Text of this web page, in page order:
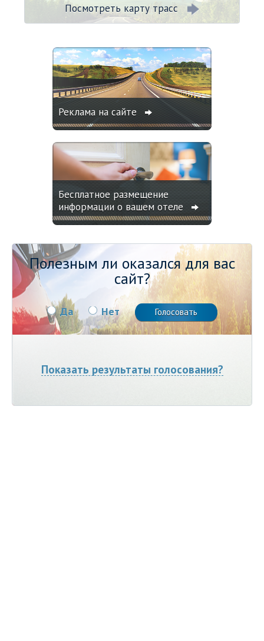
Посмотреть карту трасс
Реклама на сайте
Бесплатное размещение
информации о вашем отеле
Полезным ли оказался для вас
сайт?
Да Нет
Показать результаты голосования?